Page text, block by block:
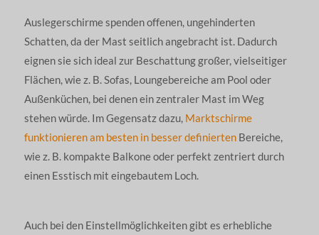
Auslegerschirme spenden offenen, ungehinderten
Schatten, da der Mast seitlich angebracht ist. Dadurch
eignen sie sich ideal zur Beschattung großer, vielseitiger
Flächen, wie z. B. Sofas, Loungebereiche am Pool oder
Außenküchen, bei denen ein zentraler Mast im Weg
stehen würde. Im Gegensatz dazu, Marktschirme
funktionieren am besten in besser definiertenBereiche,
wie z. B. kompakte Balkone oder perfekt zentriert durch
einen Esstisch mit eingebautem Loch.
Auch bei den Einstellmöglichkeiten gibt es erhebliche